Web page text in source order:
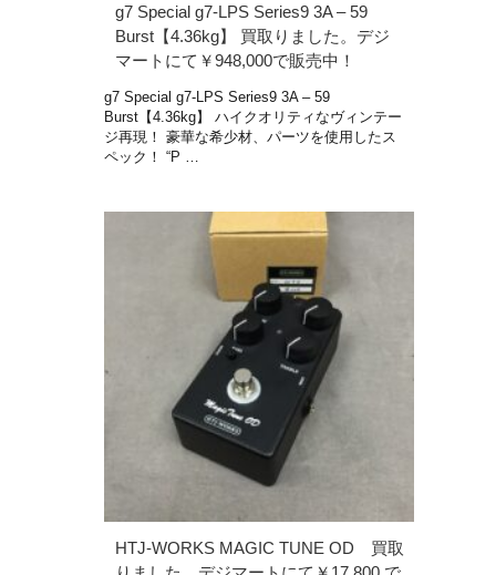
g7 Special g7-LPS Series9 3A – 59
Burst【4.36kg】 買取りました。デジ
マートにて￥948,000で販売中！
g7 Special g7-LPS Series9 3A – 59
Burst【4.36kg】 ハイクオリティなヴィンテー
ジ再現！ 豪華な希少材、パーツを使用したス
ペック！ “P …
HTJ-WORKS MAGIC TUNE OD 買取